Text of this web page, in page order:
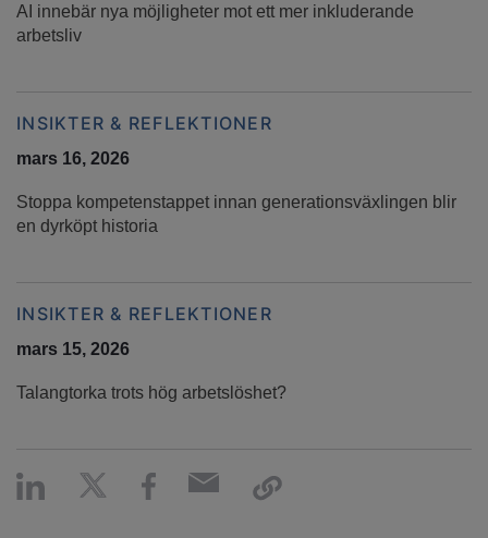
AI innebär nya möjligheter mot ett mer inkluderande
arbetsliv
INSIKTER & REFLEKTIONER
mars 16, 2026
Stoppa kompetenstappet innan generationsväxlingen blir
en dyrköpt historia
INSIKTER & REFLEKTIONER
mars 15, 2026
Talangtorka trots hög arbetslöshet?